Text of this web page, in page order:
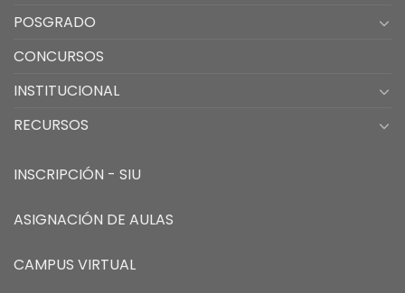
POSGRADO
CONCURSOS
INSTITUCIONAL
RECURSOS
INSCRIPCIÓN - SIU
ASIGNACIÓN DE AULAS
CAMPUS VIRTUAL